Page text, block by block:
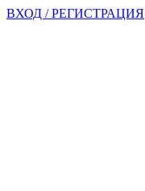
ВХОД / РЕГИСТРАЦИЯ